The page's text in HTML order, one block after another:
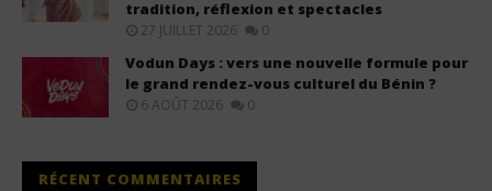
tradition, réflexion et spectacles
27 JUILLET 2026 0
Vodun Days : vers une nouvelle formule pour
le grand rendez-vous culturel du Bénin ?
6 AOÛT 2026 0
RÉCENT COMMENTAIRES